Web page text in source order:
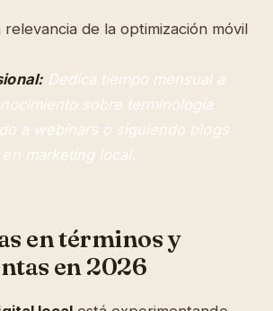
relevancia de la optimización móvil
Dedica tiempo mensual a
sobre terminología
a webinars o siguiendo blogs
marketing local.
en términos y
en 2026